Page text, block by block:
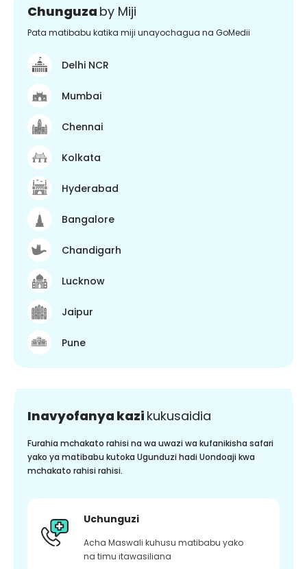
Chunguza by Miji
Pata matibabu katika miji unayochagua na GoMedii
Delhi NCR
Mumbai
Chennai
Kolkata
Hyderabad
Bangalore
Chandigarh
Lucknow
Jaipur
Pune
Inavyofanya kazi kukusaidia
Furahia mchakato rahisi na wa uwazi wa kufanikisha safari
yako ya matibabu kutoka Ugunduzi hadi Uondoaji kwa
mchakato rahisi rahisi.
Uchunguzi
Acha Maswali kuhusu matibabu yako
na timu itawasiliana